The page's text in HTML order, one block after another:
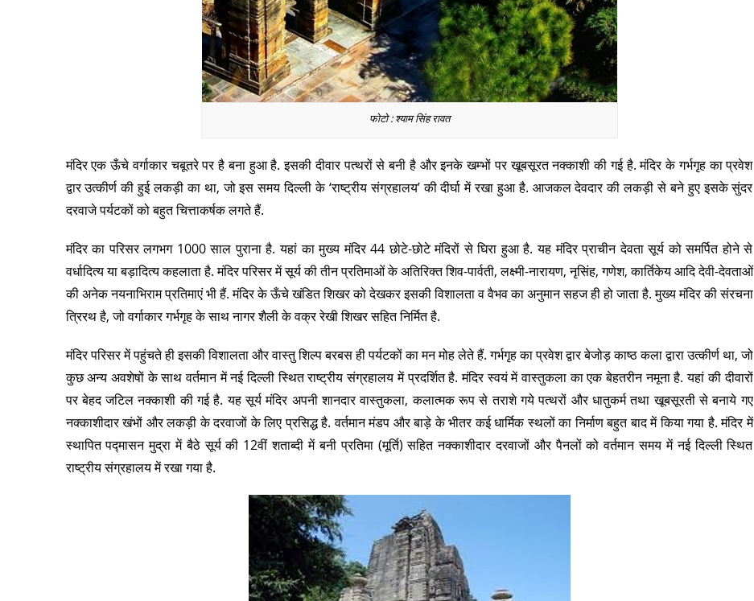
फोटो : श्याम सिंह रावत
मंदिर एक ऊँचे वर्गाकार चबूतरे पर है बना हुआ है. इसकी दीवार पत्थरों से बनी है और इनके खम्भों पर खूबसूरत नक्काशी की गई है. मंदिर के गर्भगृह का प्रवेश
द्वार उत्कीर्ण की हुई लकड़ी का था, जो इस समय दिल्ली के ‘राष्ट्रीय संग्रहालय’ की दीर्घा में रखा हुआ है. आजकल देवदार की लकड़ी से बने हुए इसके सुंदर
दरवाजे पर्यटकों को बहुत चित्ताकर्षक लगते हैं.
मंदिर का परिसर लगभग 1000 साल पुराना है. यहां का मुख्य मंदिर 44 छोटे-छोटे मंदिरों से घिरा हुआ है. यह मंदिर प्राचीन देवता सूर्य को समर्पित होने से
वर्धादित्य या बड़ादित्य कहलाता है. मंदिर परिसर में सूर्य की तीन प्रतिमाओं के अतिरिक्त शिव-पार्वती, लक्ष्मी-नारायण, नृसिंह, गणेश, कार्तिकेय आदि देवी-देवताओं
की अनेक नयनाभिराम प्रतिमाएं भी हैं. मंदिर के ऊँचे खंडित शिखर को देखकर इसकी विशालता व वैभव का अनुमान सहज ही हो जाता है. मुख्य मंदिर की संरचना
त्रिरथ है, जो वर्गाकार गर्भगृह के साथ नागर शैली के वक्र रेखी शिखर सहित निर्मित है.
मंदिर परिसर में पहुंचते ही इसकी विशालता और वास्तु शिल्प बरबस ही पर्यटकों का मन मोह लेते हैं. गर्भगृह का प्रवेश द्वार बेजोड़ काष्ठ कला द्वारा उत्कीर्ण था, जो
कुछ अन्य अवशेषों के साथ वर्तमान में नई दिल्ली स्थित राष्ट्रीय संग्रहालय में प्रदर्शित है. मंदिर स्वयं में वास्तुकला का एक बेहतरीन नमूना है. यहां की दीवारों
पर बेहद जटिल नक्काशी की गई है. यह सूर्य मंदिर अपनी शानदार वास्तुकला, कलात्मक रूप से तराशे गये पत्थरों और धातुकर्म तथा खूबसूरती से बनाये गए
नक्काशीदार खंभों और लकड़ी के दरवाजों के लिए प्रसिद्ध है. वर्तमान मंडप और बाड़े के भीतर कई धार्मिक स्थलों का निर्माण बहुत बाद में किया गया है. मंदिर में
स्थापित पद्मासन मुद्रा में बैठे सूर्य की 12वीं शताब्दी में बनी प्रतिमा (मूर्ति) सहित नक्काशीदार दरवाजों और पैनलों को वर्तमान समय में नई दिल्ली स्थित
राष्ट्रीय संग्रहालय में रखा गया है.